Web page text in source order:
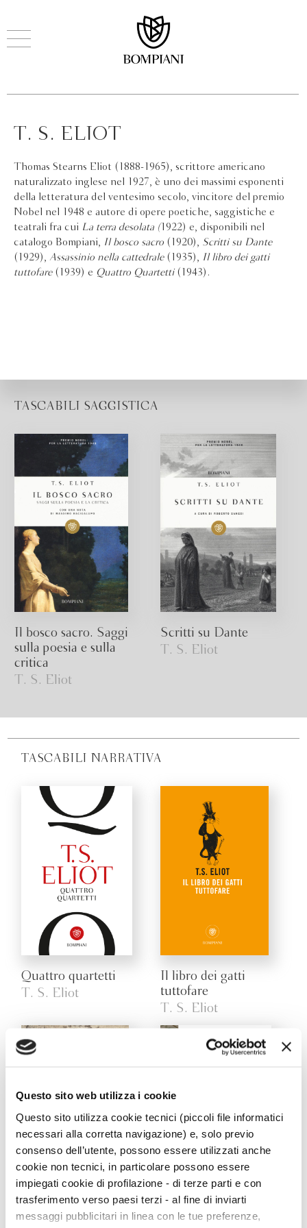
Questo sito web utilizza i cookie
Questo sito utilizza cookie tecnici (piccoli file informatici
necessari alla corretta navigazione) e, solo previo
consenso dell’utente, possono essere utilizzati anche
cookie non tecnici, in particolare possono essere
impiegati cookie di profilazione - di terze parti e con
trasferimento verso paesi terzi - al fine di inviarti
messaggi pubblicitari in linea con le tue preferenze,
T. S. ELIOT
Thomas Stearns Eliot (1888-1965), scrittore americano
naturalizzato inglese nel 1927, è uno dei massimi esponenti
della letteratura del ventesimo secolo, vincitore del premio
Nobel nel 1948 e autore di opere poetiche, saggistiche e
teatrali fra cui La terra desolata ( 1922) e, disponibili nel
catalogo Bompiani, Il bosco sacro (1920), Scritti su Dante
(1929), Assassinio nella cattedrale(1935), Il libro dei gatti
tuttofare(1939) e Quattro Quartetti(1943).
TASCABILI SAGGISTICA
Il bosco sacro. Saggi
sulla poesia e sulla
critica
T. S. Eliot
Scritti su Dante
T. S. Eliot
TASCABILI NARRATIVA
Quattro quartetti
T. S. Eliot
Il libro dei gatti
tuttofare
T. S. Eliot
Assassinio nella
Poesie